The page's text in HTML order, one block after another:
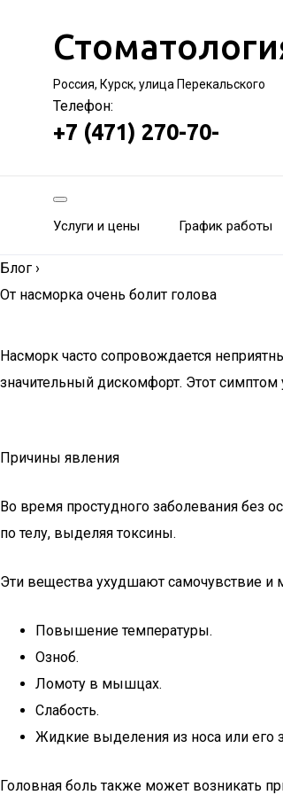
Россия, Курск, улица Перекальского
Телефон:
+7 (471) 270-70-
Услуги и цены График работы
Блог ›
От насморка очень болит голова
Насморк часто сопровождается
значительный дискомфорт. Этот
Причины явления
Во время простудного заболевания без
по телу, выделяя токсины.
Эти вещества ухудшают самочувствие
Повышение температуры.
Озноб.
Ломоту в мышцах.
Слабость.
Жидкие выделения из носа или его
Головная боль также может возникать